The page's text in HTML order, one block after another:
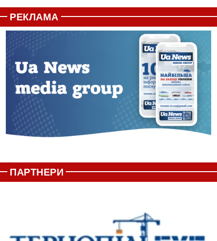
РЕКЛАМА
ПАРТНЕРИ